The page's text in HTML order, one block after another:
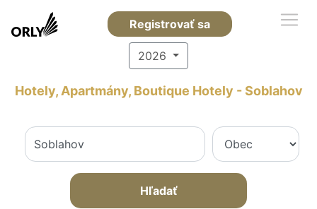
Registrovať sa
2026
Hotely, Apartmány, Boutique Hotely - Soblahov
Hľadať